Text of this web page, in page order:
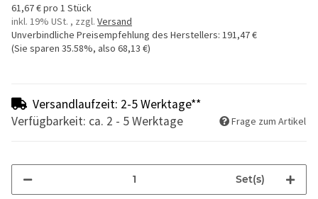
61,67 € pro 1 Stück
inkl. 19% USt. , zzgl. Versand
Unverbindliche Preisempfehlung des Herstellers: 191,47 €
(Sie sparen 35.58%, also 68,13 €)
Versandlaufzeit: 2-5 Werktage**
Verfügbarkeit: ca. 2 - 5 Werktage
Frage zum Artikel
Set(s)